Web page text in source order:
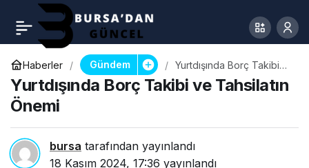
Haberler Gündem
Yurtdışında Borç Takibi
ve Tahsilatın Önemi
Yurtdışında Borç Takibi ve Tahsilatın
Önemi
bursa tarafından yayınlandı
18 Kasım 2024, 17:36 yayınlandı